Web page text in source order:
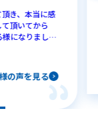
き、本当に感
頂いてから
になりまし
の声を見る